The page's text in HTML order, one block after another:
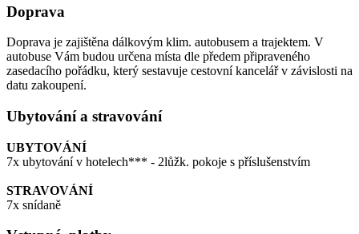
Doprava
Doprava je zajištěna dálkovým klim. autobusem a trajektem. V
autobuse Vám budou určena místa dle předem připraveného
zasedacího pořádku, který sestavuje cestovní kancelář v závislosti na
datu zakoupení.
Ubytování a stravování
UBYTOVÁNÍ
7x ubytování v hotelech*** - 2lůžk. pokoje s příslušenstvím
STRAVOVÁNÍ
7x snídaně